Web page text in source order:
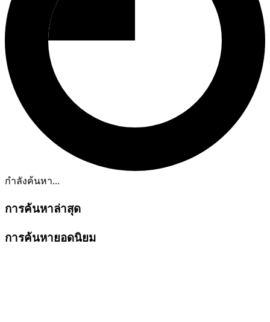
กำลังค้นหา...
การค้นหาล่าสุด
การค้นหายอดนิยม